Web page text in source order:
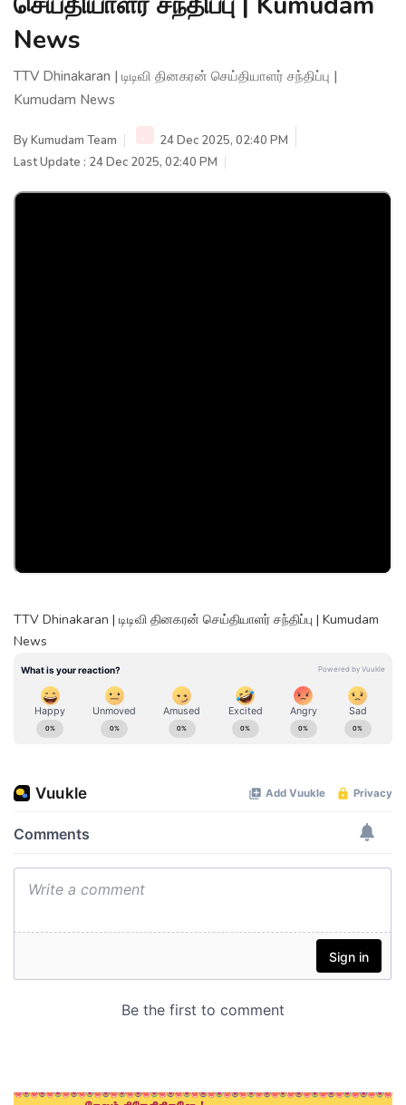
News
TTV Dhinakaran | டிடிவி தினகரன் செய்தியாளர் சந்திப்பு |
Kumudam News
ByKumudam Team
24 Dec 2025, 02:40 PM
Last Update : 24 Dec 2025, 02:40 PM
TTV Dhinakaran | டிடிவி தினகரன் செய்தியாளர் சந்திப்பு | Kumudam
News